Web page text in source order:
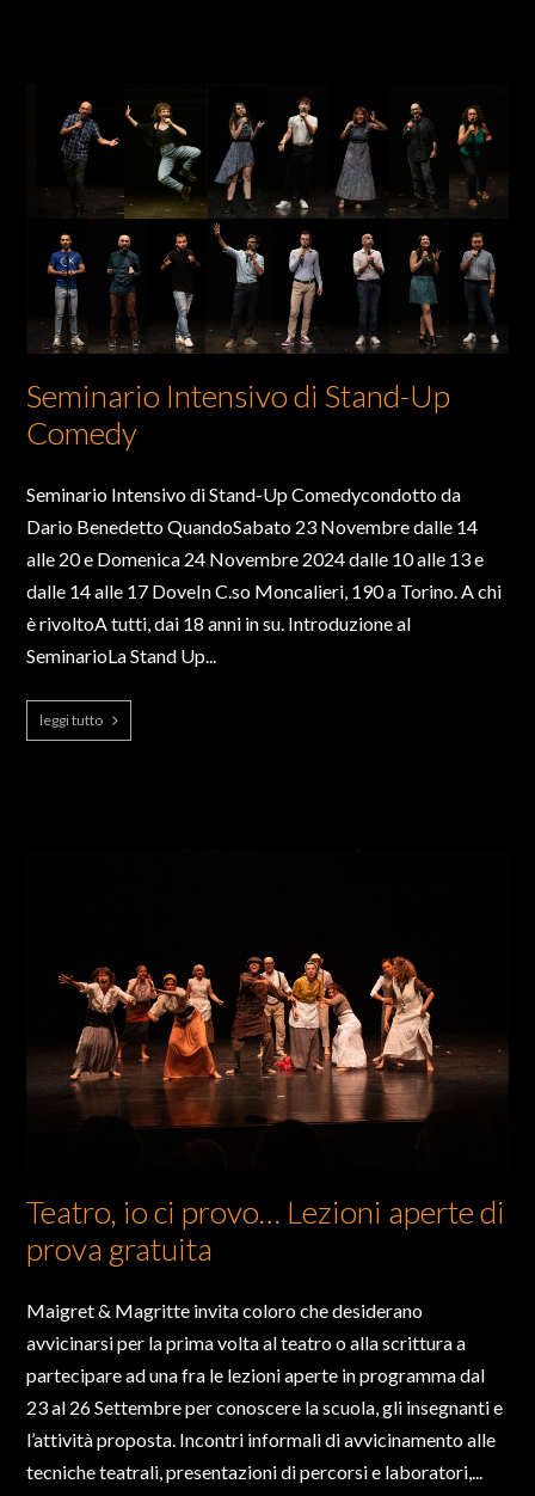
Seminario Intensivo di Stand-Up
Comedy
Seminario Intensivo di Stand-Up Comedycondotto da
Dario Benedetto QuandoSabato 23 Novembre dalle 14
alle 20 e Domenica 24 Novembre 2024 dalle 10 alle 13 e
dalle 14 alle 17 DoveIn C.so Moncalieri, 190 a Torino. A chi
è rivoltoA tutti, dai 18 anni in su. Introduzione al
SeminarioLa Stand Up...
leggi tutto
Teatro, io ci provo… Lezioni aperte di
prova gratuita
Maigret & Magritte invita coloro che desiderano
avvicinarsi per la prima volta al teatro o alla scrittura a
partecipare ad una fra le lezioni aperte in programma dal
23 al 26 Settembre per conoscere la scuola, gli insegnanti e
l’attività proposta. ​Incontri informali di avvicinamento alle
tecniche teatrali, presentazioni di percorsi e laboratori,...